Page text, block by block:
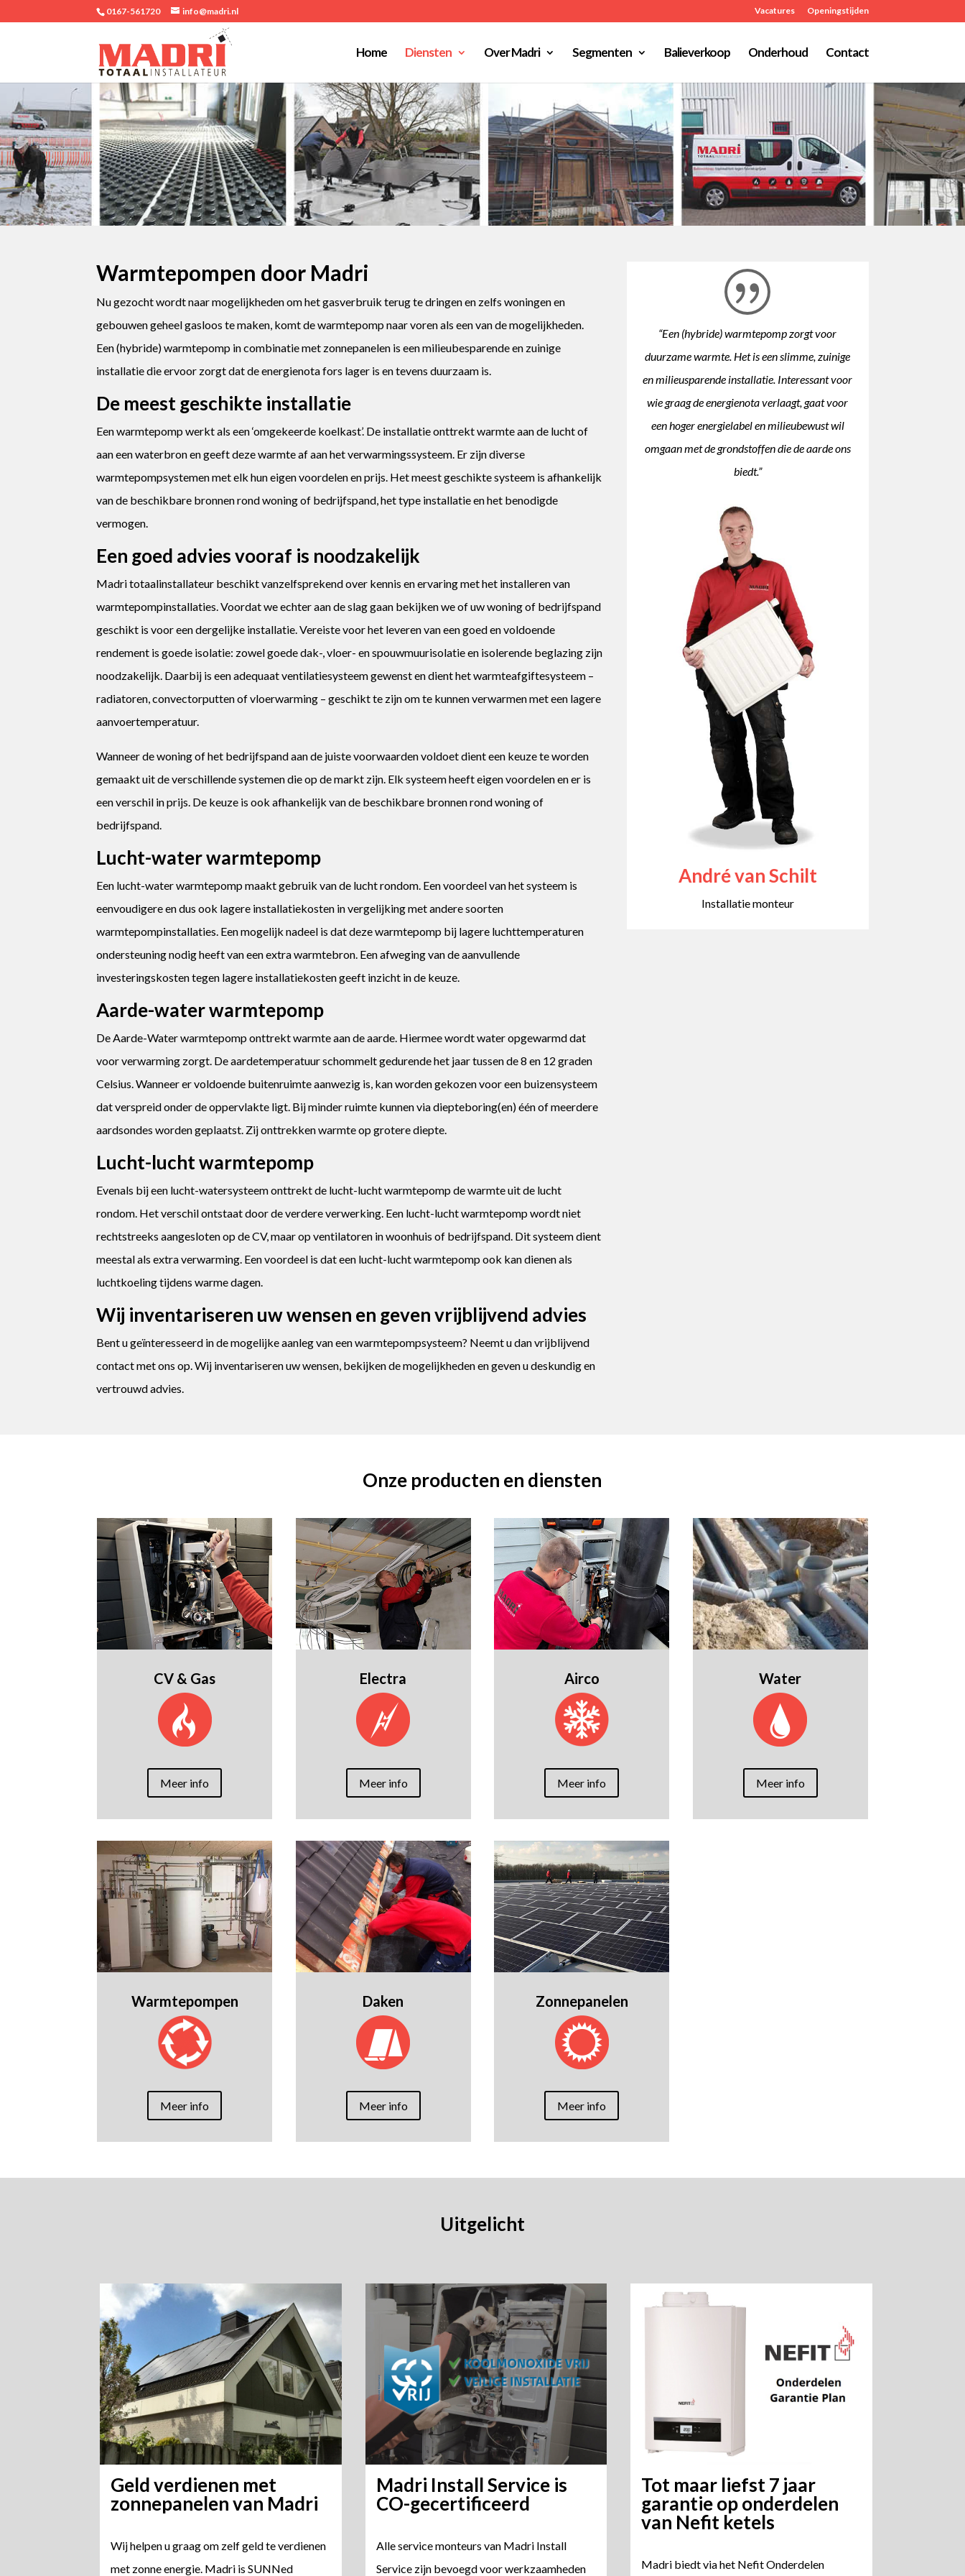
0167-561720 info@madri.nl Vacatures Openingstijden
Home Diensten Over Madri Segmenten Balieverkoop Onderhoud Contact
Warmtepompen door Madri
Nu gezocht wordt naar mogelijkheden om het gasverbruik terug te dringen en zelfs woningen en
gebouwen geheel gasloos te maken, komt de warmtepomp naar voren als een van de mogelijkheden.
Een (hybride) warmtepomp in combinatie met zonnepanelen is een milieubesparende en zuinige
installatie die ervoor zorgt dat de energienota fors lager is en tevens duurzaam is.
De meest geschikte installatie
Een warmtepomp werkt als een ‘omgekeerde koelkast’. De installatie onttrekt warmte aan de lucht of
aan een waterbron en geeft deze warmte af aan het verwarmingssysteem. Er zijn diverse
warmtepompsystemen met elk hun eigen voordelen en prijs. Het meest geschikte systeem is afhankelijk
van de beschikbare bronnen rond woning of bedrijfspand, het type installatie en het benodigde
vermogen.
Een goed advies vooraf is noodzakelijk
Madri totaalinstallateur beschikt vanzelfsprekend over kennis en ervaring met het installeren van
warmtepompinstallaties. Voordat we echter aan de slag gaan bekijken we of uw woning of bedrijfspand
geschikt is voor een dergelijke installatie. Vereiste voor het leveren van een goed en voldoende
rendement is goede isolatie: zowel goede dak-, vloer- en spouwmuurisolatie en isolerende beglazing zijn
noodzakelijk. Daarbij is een adequaat ventilatiesysteem gewenst en dient het warmteafgiftesysteem –
radiatoren, convectorputten of vloerwarming – geschikt te zijn om te kunnen verwarmen met een lagere
aanvoertemperatuur.
Wanneer de woning of het bedrijfspand aan de juiste voorwaarden voldoet dient een keuze te worden
gemaakt uit de verschillende systemen die op de markt zijn. Elk systeem heeft eigen voordelen en er is
een verschil in prijs. De keuze is ook afhankelijk van de beschikbare bronnen rond woning of
bedrijfspand.
Lucht-water warmtepomp
Een lucht-water warmtepomp maakt gebruik van de lucht rondom. Een voordeel van het systeem is
eenvoudigere en dus ook lagere installatiekosten in vergelijking met andere soorten
warmtepompinstallaties. Een mogelijk nadeel is dat deze warmtepomp bij lagere luchttemperaturen
ondersteuning nodig heeft van een extra warmtebron. Een afweging van de aanvullende
investeringskosten tegen lagere installatiekosten geeft inzicht in de keuze.
Aarde-water warmtepomp
De Aarde-Water warmtepomp onttrekt warmte aan de aarde. Hiermee wordt water opgewarmd dat
voor verwarming zorgt. De aardetemperatuur schommelt gedurende het jaar tussen de 8 en 12 graden
Celsius. Wanneer er voldoende buitenruimte aanwezig is, kan worden gekozen voor een buizensysteem
dat verspreid onder de oppervlakte ligt. Bij minder ruimte kunnen via diepteboring(en) één of meerdere
aardsondes worden geplaatst. Zij onttrekken warmte op grotere diepte.
Lucht-lucht warmtepomp
Evenals bij een lucht-watersysteem onttrekt de lucht-lucht warmtepomp de warmte uit de lucht
rondom. Het verschil ontstaat door de verdere verwerking. Een lucht-lucht warmtepomp wordt niet
rechtstreeks aangesloten op de CV, maar op ventilatoren in woonhuis of bedrijfspand. Dit systeem dient
meestal als extra verwarming. Een voordeel is dat een lucht-lucht warmtepomp ook kan dienen als
luchtkoeling tijdens warme dagen.
Wij inventariseren uw wensen en geven vrijblijvend advies
Bent u geïnteresseerd in de mogelijke aanleg van een warmtepompsysteem? Neemt u dan vrijblijvend
contact met ons op. Wij inventariseren uw wensen, bekijken de mogelijkheden en geven u deskundig en
vertrouwd advies.
“Een (hybride) warmtepomp zorgt voor
duurzame warmte. Het is een slimme, zuinige
en milieusparende installatie. Interessant voor
wie graag de energienota verlaagt, gaat voor
een hoger energielabel en milieubewust wil
omgaan met de grondstoffen die de aarde ons
biedt.”
André van Schilt
Installatie monteur
Onze producten en diensten
CV & Gas
Meer info
Electra
Meer info
Airco
Meer info
Water
Meer info
Warmtepompen
Meer info
Daken
Meer info
Zonnepanelen
Meer info
Uitgelicht
Geld verdienen met
zonnepanelen van Madri
Wij helpen u graag om zelf geld te verdienen
met zonne energie. Madri is SUNNed
Madri Install Service is
CO-gecertificeerd
Alle service monteurs van Madri Install
Service zijn bevoegd voor werkzaamheden
Tot maar liefst 7 jaar
garantie op onderdelen
van Nefit ketels
Madri biedt via het Nefit Onderdelen